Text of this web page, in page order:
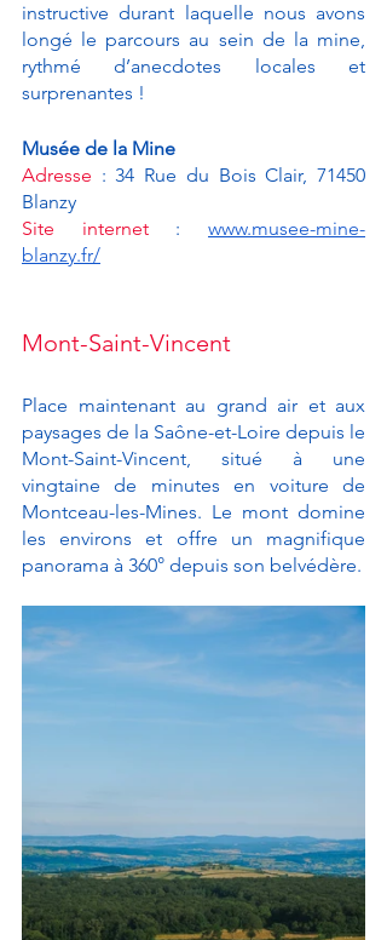
instructive durant laquelle nous avons
longé le parcours au sein de la mine,
rythmé d’anecdotes locales et
surprenantes !
Musée de la Mine
Adresse : 34 Rue du Bois Clair, 71450
Blanzy
Site internet : www.musee-mine-
blanzy.fr/
Mont-Saint-Vincent
Place maintenant au grand air et aux
paysages de la Saône-et-Loire depuis le
Mont-Saint-Vincent, situé à une
vingtaine de minutes en voiture de
Montceau-les-Mines. Le mont domine
les environs et offre un magnifique